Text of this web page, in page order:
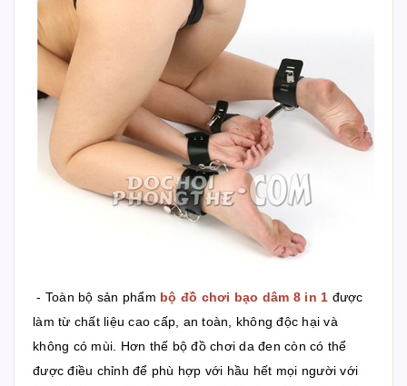
- Toàn bộ sản phẩm bộ đồ chơi bạo dâm 8 in 1 được
làm từ chất liệu cao cấp, an toàn, không độc hại và
không có mùi. Hơn thế bộ đồ chơi da đen còn có thể
được điều chỉnh để phù hợp với hầu hết mọi người với